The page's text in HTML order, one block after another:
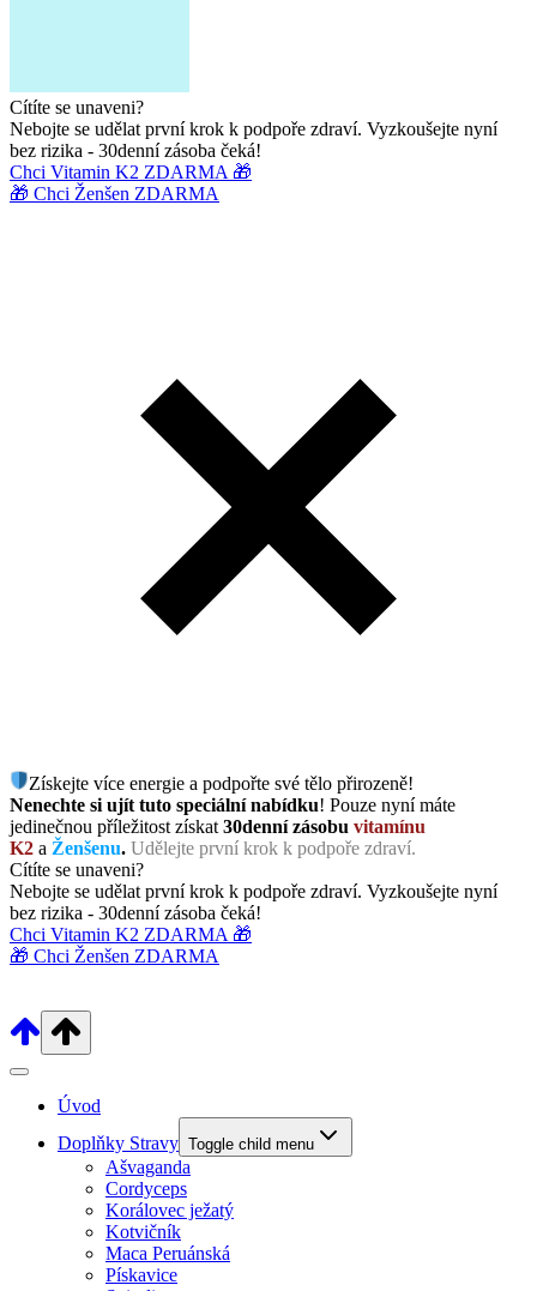
Cítíte se unaveni?
Nebojte se udělat první krok k podpoře zdraví. Vyzkoušejte nyní
bez rizika - 30denní zásoba čeká!
Chci Vitamin K2 ZDARMA 🎁
🎁 Chci Ženšen ZDARMA
Získejte více energie a podpořte své tělo přirozeně!
Nenechte si ujít tuto speciální nabídku! Pouze nyní máte
jedinečnou příležitost získat 30denní zásobu vitamínu
K2 a Ženšenu. Udělejte první krok k podpoře zdraví.
Cítíte se unaveni?
Nebojte se udělat první krok k podpoře zdraví. Vyzkoušejte nyní
bez rizika - 30denní zásoba čeká!
Chci Vitamin K2 ZDARMA 🎁
🎁 Chci Ženšen ZDARMA
Úvod
Doplňky Stravy Toggle child menu
Ašvaganda
Cordyceps
Korálovec ježatý
Kotvičník
Maca Peruánská
Pískavice